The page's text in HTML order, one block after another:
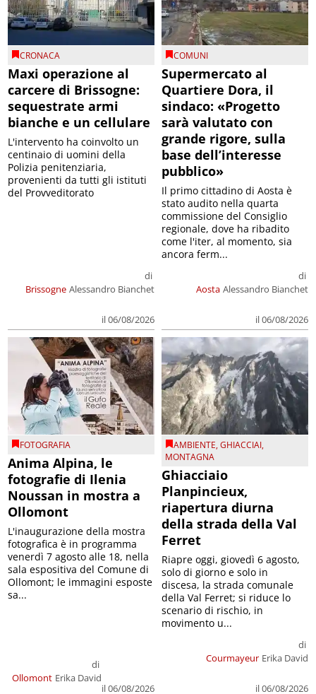
CRONACA
Maxi operazione al
carcere di Brissogne:
sequestrate armi
bianche e un cellulare
Brissogne
di
Alessandro Bianchet
il 06/08/2026
L'intervento ha coinvolto un
centinaio di uomini della
Polizia penitenziaria,
provenienti da tutti gli istituti
del Provveditorato
COMUNI
Supermercato al
Quartiere Dora, il
sindaco: «Progetto
sarà valutato con
grande rigore, sulla
base dell’interesse
pubblico»
Aosta
di
Alessandro Bianchet
il 06/08/2026
Il primo cittadino di Aosta è
stato audito nella quarta
commissione del Consiglio
regionale, dove ha ribadito
come l'iter, al momento, sia
ancora ferm...
FOTOGRAFIA
Anima Alpina, le
fotografie di Ilenia
Noussan in mostra a
Ollomont
Ollomont
di
Erika David
il 06/08/2026
L'inaugurazione della mostra
fotografica è in programma
venerdì 7 agosto alle 18, nella
sala espositiva del Comune di
Ollomont; le immagini esposte
sa...
AMBIENTE,GHIACCIAI,
MONTAGNA
Ghiacciaio
Planpincieux,
riapertura diurna
della strada della Val
Ferret
Courmayeur
di
Erika David
il 06/08/2026
Riapre oggi, giovedì 6 agosto,
solo di giorno e solo in
discesa, la strada comunale
della Val Ferret; si riduce lo
scenario di rischio, in
movimento u...